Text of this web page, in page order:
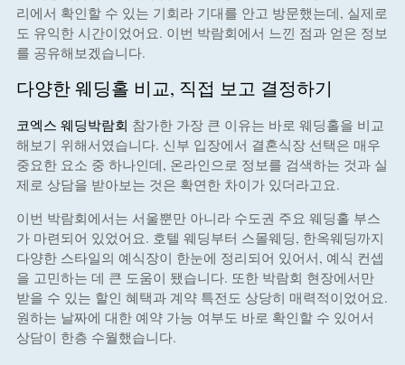
리에서 확인할 수 있는 기회라 기대를 안고 방문했는데, 실제로
도 유익한 시간이었어요. 이번 박람회에서 느낀 점과 얻은 정보
를 공유해보겠습니다.
다양한 웨딩홀 비교, 직접 보고 결정하기
코엑스 웨딩박람회 참가한 가장 큰 이유는 바로 웨딩홀을 비교
해보기 위해서였습니다. 신부 입장에서 결혼식장 선택은 매우
중요한 요소 중 하나인데, 온라인으로 정보를 검색하는 것과 실
제로 상담을 받아보는 것은 확연한 차이가 있더라고요.
이번 박람회에서는 서울뿐만 아니라 수도권 주요 웨딩홀 부스
가 마련되어 있었어요. 호텔 웨딩부터 스몰웨딩, 한옥웨딩까지
다양한 스타일의 예식장이 한눈에 정리되어 있어서, 예식 컨셉
을 고민하는 데 큰 도움이 됐습니다. 또한 박람회 현장에서만
받을 수 있는 할인 혜택과 계약 특전도 상당히 매력적이었어요.
원하는 날짜에 대한 예약 가능 여부도 바로 확인할 수 있어서
상담이 한층 수월했습니다.